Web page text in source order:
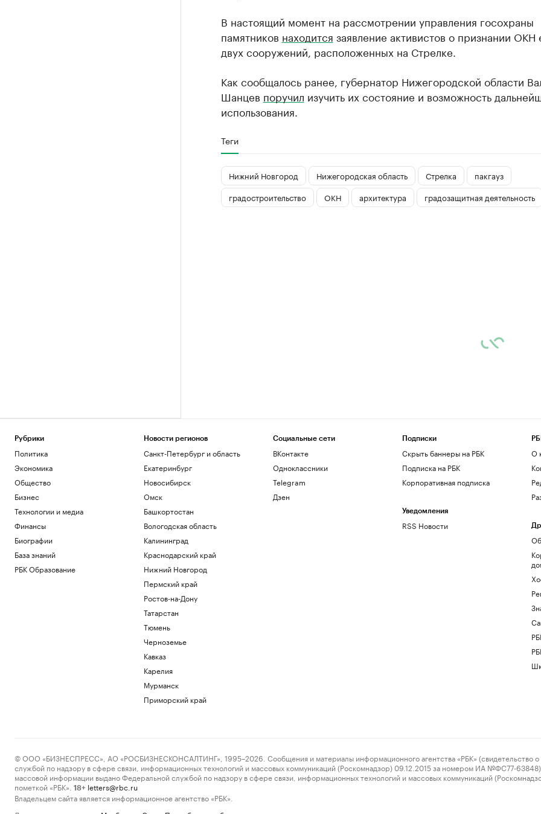
В настоящий момент на рассмотрении управления госохраны
памятников находится заявление активистов о признании ОКН
двух сооружений, расположенных на Стрелке.
Как сообщалось ранее, губернатор Нижегородской области
Шанцев поручил изучить их состояние и возможность
использования.
Теги
Нижний Новгород Нижегородская область Стрелка
пакгауз
градостроительство
ОКН архитектура градозащитная деятельность
Рубрики
Политика
Экономика
Общество
Бизнес
Технологии и медиа
Финансы
Биографии
База знаний
РБК Образование
Новости регионов
Санкт-Петербург и область
Екатеринбург
Новосибирск
Омск
Башкортостан
Вологодская область
Калининград
Краснодарский край
Нижний Новгород
Пермский край
Ростов-на-Дону
Татарстан
Тюмень
Черноземье
Кавказ
Карелия
Мурманск
Приморский край
Социальные сети
ВКонтакте
Одноклассники
Telegram
Дзен
Подписки
Скрыть баннеры на РБК
Подписка на РБК
Корпоративная подписка
Уведомления
RSS Новости
О
© ООО «БИЗНЕСПРЕСС», АО «РОСБИЗНЕСКОНСАЛТИНГ», 1995–2026. Сообщения и материалы информационного агентства «РБК» (свидетельство о
службой по надзору в сфере связи, информационных технологий и массовых коммуникаций (Роскомнадзор) 09.12.2015 за номером ИА №ФС77-63848)
массовой информации выдано Федеральной службой по надзору в сфере связи, информационных технологий и массовых коммуникаций
пометкой «РБК».
18+ letters@rbc.ru
Владельцем сайта является информационное агентство «РБК».